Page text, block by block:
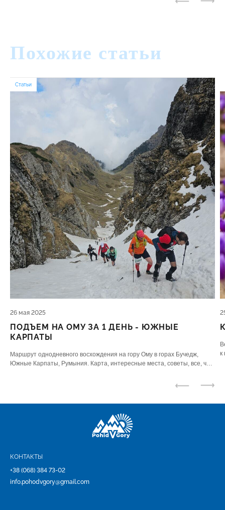
Похожие статьи
Статьи
26 мая 2025
ПОДЪЕМ НА ОМУ ЗА 1 ДЕНЬ - ЮЖНЫЕ
КАРПАТЫ
Маршрут однодневного восхождения на гору Ому в горах Бучедж,
Южные Карпаты, Румыния. Карта, интересные места, советы, все, что
к
КОНТАКТЫ
+38 (068) 384 73-02
info.pohodvgory@gmail.com